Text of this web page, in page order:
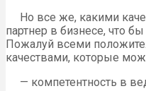
Но все же, какими
партнер в бизнесе, что
Пожалуй всеми
качествами, которые
— компетентность в